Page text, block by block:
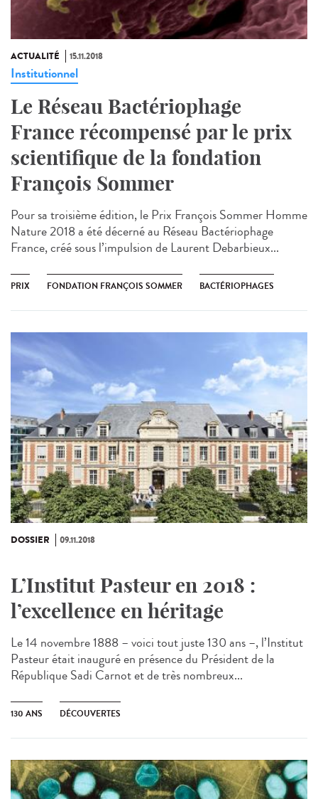
ACTUALITÉ 15.11.2018
Institutionnel
Le Réseau Bactériophage
France récompensé par le prix
scientifique de la fondation
François Sommer
Pour sa troisième édition, le Prix François Sommer Homme
Nature 2018 a été décerné au Réseau Bactériophage
France, créé sous l’impulsion de Laurent Debarbieux...
PRIX FONDATION FRANÇOIS SOMMER BACTÉRIOPHAGES
DOSSIER 09.11.2018
L’Institut Pasteur en 2018 :
l’excellence en héritage
Le 14 novembre 1888 – voici tout juste 130 ans –, l’Institut
Pasteur était inauguré en présence du Président de la
République Sadi Carnot et de très nombreux...
130 ANS DÉCOUVERTES